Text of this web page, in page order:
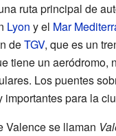
ruta principal de
Lyon y el Mar
deTGV, que es un
tiene un aeródromo,
Los puentes
importantes para la
Valence se llaman